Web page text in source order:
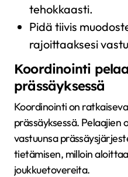
tehokkaasti.
Pidä tiivis
rajoittaaksesi
Koordinointi
prässäyksessä
Koordinointi on
prässäyksessä.
vastuunsa
tietämisen, milloin
joukkuetovereita.